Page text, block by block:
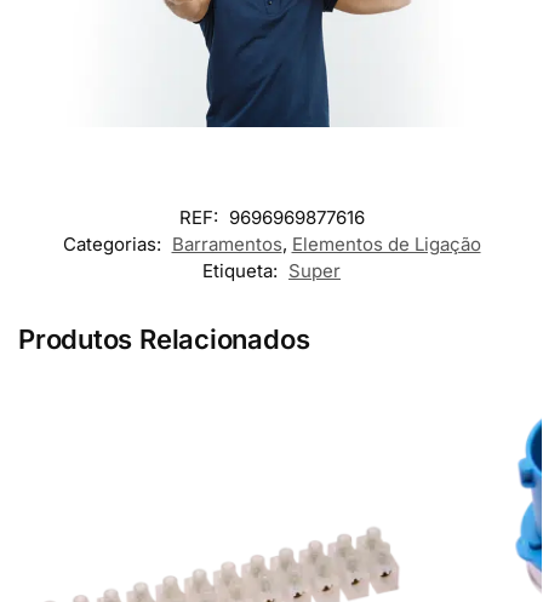
REF: 9696969877616
Categorias: Barramentos, Elementos de Ligação
Etiqueta: Super
Produtos Relacionados